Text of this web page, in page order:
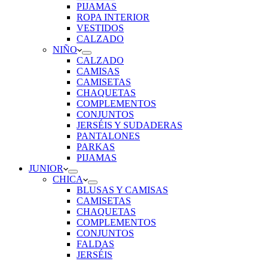
PIJAMAS
ROPA INTERIOR
VESTIDOS
CALZADO
NIÑO
CALZADO
CAMISAS
CAMISETAS
CHAQUETAS
COMPLEMENTOS
CONJUNTOS
JERSÉIS Y SUDADERAS
PANTALONES
PARKAS
PIJAMAS
JUNIOR
CHICA
BLUSAS Y CAMISAS
CAMISETAS
CHAQUETAS
COMPLEMENTOS
CONJUNTOS
FALDAS
JERSÉIS